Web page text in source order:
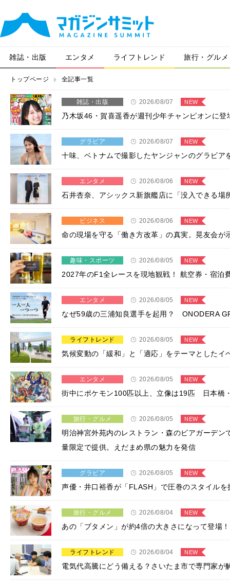
雑誌・出版 エンタメ ライフトレンド 旅行・グルメ
トップページ 全記事一覧
雑誌・出版 2026/08/07 NEW
乃木坂46・賀喜遥香が週刊少年チャンピオンに
グラビア 2026/08/07 NEW
十味、ベトナムで撮影したヤンジャンのグラビ
エンタメ 2026/08/06 NEW
石井杏奈、アシックス新旗艦店に「没入できる
ビジネス 2026/08/06 NEW
命の現場を守る「働き方改革」の真実。晃友会が
趣味・スポーツ 2026/08/05 NEW
2027年のF1全レースを現地観戦！ 航空券・宿泊
エンタメ 2026/08/05 NEW
なぜ59歳の三浦知良選手を起用？ ONODERA
ライフトレンド 2026/08/05 NEW
気候変動の「緩和」と「適応」をテーマとした
エンタメ 2026/08/05 NEW
街中にポケモン100匹以上、立像は19匹 日本橋
旅行・グルメ 2026/08/05 NEW
明治神宮外苑内のレストラン・森のビアガーデ
量限定で提供。えだまめ県の魅力を発信
グラビア 2026/08/05 NEW
声優・井口裕香が「FLASH」で圧巻のスタイル
旅行・グルメ 2026/08/04 NEW
あの「ブタメン」が約4倍の大きさになって登場
ライフトレンド 2026/08/04 NEW
電気代高騰にどう備える？さいたま市で専門家